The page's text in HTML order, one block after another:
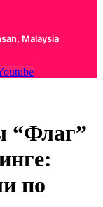
Malaysia
“Флаг”
по